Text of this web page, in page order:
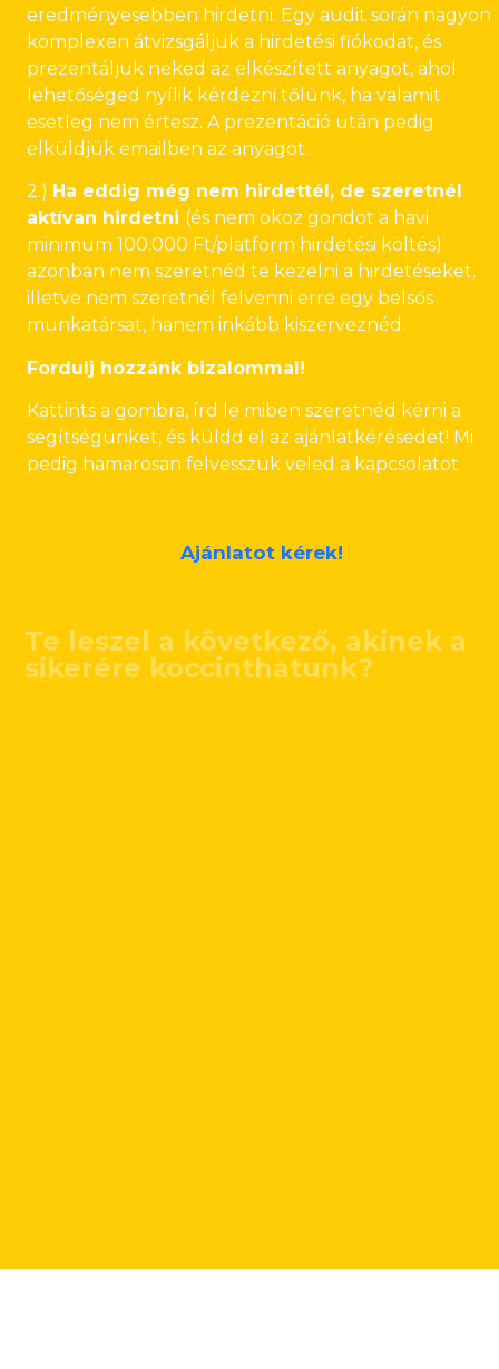
Te leszel a következő, akinek a
sikerére koccinthatunk?
eredményesebben hirdetni. Egy audit során nagyon
komplexen átvizsgáljuk a hirdetési fiókodat, és
prezentáljuk neked az elkészített anyagot, ahol
lehetőséged nyílik kérdezni tőlünk, ha valamit
esetleg nem értesz. A prezentáció után pedig
elküldjük emailben az anyagot.
2.) Ha eddig még nem hirdettél, de szeretnél
aktívan hirdetni (és nem okoz gondot a havi
minimum 100.000 Ft/platform hirdetési költés)
azonban nem szeretnéd te kezelni a hirdetéseket,
illetve nem szeretnél felvenni erre egy belsős
munkatársat, hanem inkább kiszerveznéd.
Fordulj hozzánk bizalommal!
Kattints a gombra, írd le miben szeretnéd kérni a
segítségünket, és küldd el az ajánlatkérésedet! Mi
pedig hamarosan felvesszük veled a kapcsolatot
Ajánlatot kérek!